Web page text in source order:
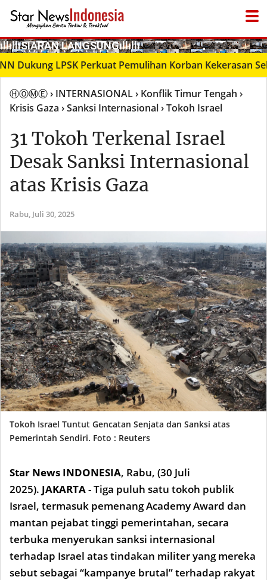
­ıllıllıS͙I͙A͙R͙A͙N͙ L͙A͙N͙G͙S͙U͙N͙G͙ıllıllı ● LIVΞ Tᐯ
LPSK Perkuat Pemulihan Korban Kekerasan
ⒽⓄⓂⒺ› INTERNASIONAL› Konflik Timur Tengah ›
Krisis Gaza › Sanksi Internasional› Tokoh Israel
31 Tokoh Terkenal Israel
Desak Sanksi Internasional
atas Krisis Gaza
Rabu, Juli 30, 2025
Tokoh Israel Tuntut Gencatan Senjata dan Sanksi atas
Pemerintah Sendiri. Foto : Reuters
Star News INDONESIA, Rabu, (30 Juli
2025). JAKARTA- Tiga puluh satu tokoh publik
Israel, termasuk pemenang Academy Award dan
mantan pejabat tinggi pemerintahan, secara
terbuka menyerukan sanksi internasional
terhadap Israel atas tindakan militer yang mereka
sebut sebagai “kampanye brutal” terhadap rakyat